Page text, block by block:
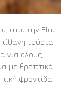
από την Blue
τούρτα
για όλους,
με θρεπτικά
φροντίδα